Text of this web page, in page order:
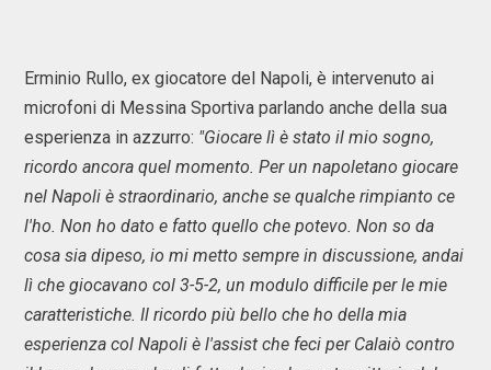
Erminio Rullo, ex giocatore del Napoli, è intervenuto ai
microfoni di Messina Sportiva parlando anche della sua
esperienza in azzurro: "Giocare lì è stato il mio sogno,
ricordo ancora quel momento. Per un napoletano giocare
nel Napoli è straordinario, anche se qualche rimpianto ce
l'ho. Non ho dato e fatto quello che potevo. Non so da
cosa sia dipeso, io mi metto sempre in discussione, andai
lì che giocavano col 3-5-2, un modulo difficile per le mie
caratteristiche. Il ricordo più bello che ho della mia
esperienza col Napoli è l'assist che feci per Calaiò contro